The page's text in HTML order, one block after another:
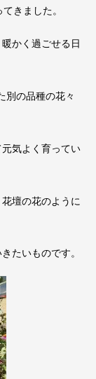
きました。
かく過ごせる日
別の品種の花々
気よく育ってい
壇の花のように
たいものです。